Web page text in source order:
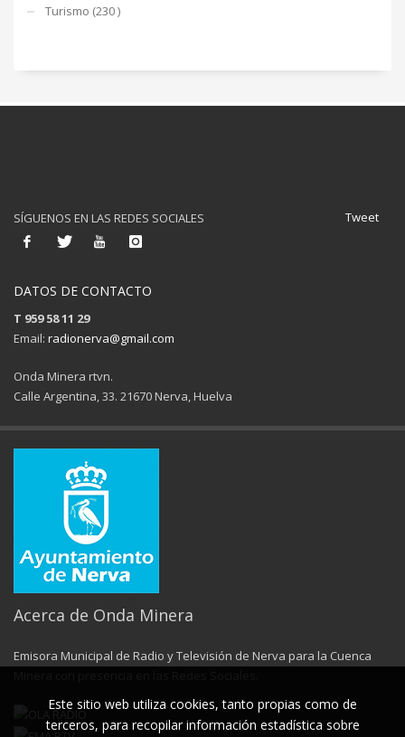
Turismo (230 )
Tweet
SÍGUENOS EN LAS REDES SOCIALES
DATOS DE CONTACTO
T 959 58 11 29
Email: radionerva@gmail.com
Onda Minera rtvn.
Calle Argentina, 33. 21670 Nerva, Huelva
Acerca de Onda Minera
Emisora Municipal de Radio y Televisión de Nerva para la Cuenca
Este sitio web utiliza cookies, tanto propias como de
terceros, para recopilar información estadística sobre